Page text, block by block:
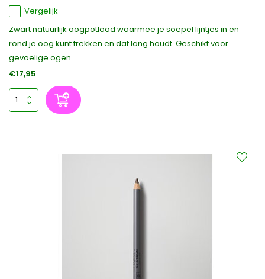
Vergelijk
Zwart natuurlijk oogpotlood waarmee je soepel lijntjes in en
rond je oog kunt trekken en dat lang houdt. Geschikt voor
gevoelige ogen.
€17,95